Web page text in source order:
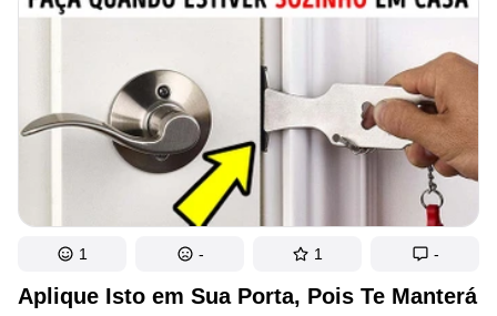
Aplique Isto em Sua Porta, Pois Te Manterá
1 - 1 -